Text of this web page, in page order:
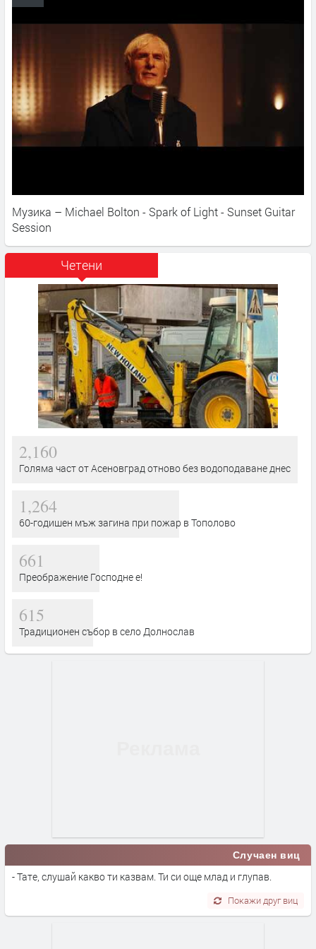
Музика – Michael Bolton - Spark of Light - Sunset Guitar
Session
Четени
2,160
Голяма част от Асеновград отново без водоподаване днес
1,264
60-годишен мъж загина при пожар в Тополово
661
Преображение Господне е!
615
Традиционен събор в село Долнослав
Случаен виц
- Тате, слушай какво ти казвам. Ти си още млад и глупав.
Покажи друг виц